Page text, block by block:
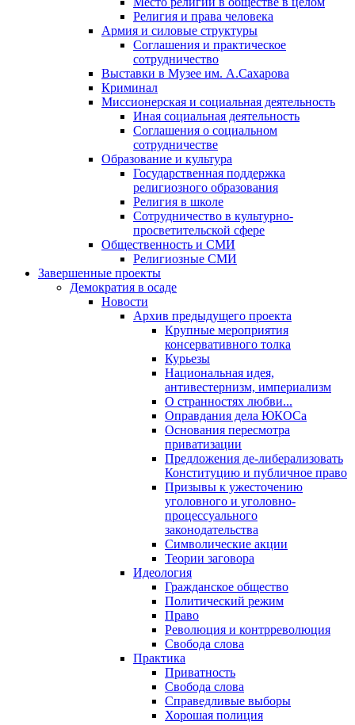
Религия и права человека
Армия и силовые структуры
Соглашения и практическое
сотрудничество
Выставки в Музее им. А.Сахарова
Криминал
Миссионерская и социальная деятельность
Иная социальная деятельность
Соглашения о социальном
сотрудничестве
Образование и культура
Государственная поддержка
религиозного образования
Религия в школе
Сотрудничество в культурно-
просветительской сфере
Общественность и СМИ
Религиозные СМИ
Завершенные проекты
Демократия в осаде
Новости
Архив предыдущего проекта
Крупные мероприятия
консервативного толка
Курьезы
Национальная идея,
антивестернизм, империализм
О странностях любви...
Оправдания дела ЮКОСа
Основания пересмотра
приватизации
Предложения де-либерализовать
Конституцию и публичное право
Призывы к ужесточению
уголовного и уголовно-
процессуального
законодательства
Символические акции
Теории заговора
Идеология
Гражданское общество
Политический режим
Право
Революция и контрреволюция
Свобода слова
Практика
Приватность
Свобода слова
Справедливые выборы
Хорошая полиция